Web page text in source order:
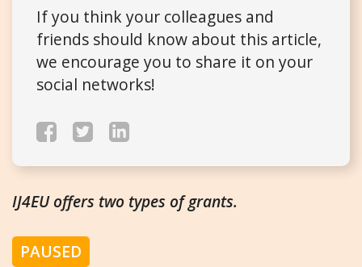
If you think your colleagues and
friends should know about this article,
we encourage you to share it on your
social networks!
IJ4EU offers two types of grants.
PAUSED